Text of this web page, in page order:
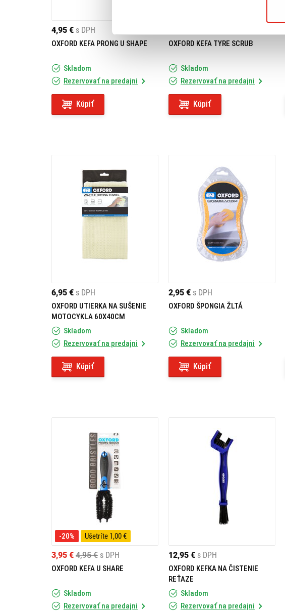
4,95 € s DPH
OXFORD KEFA PRONG U SHAPE
Skladom
Rezervovať na predajni
Kúpiť
OXFORD KEFA TYRE SCRUB
Skladom
Rezervovať na predajni
Kúpiť
6,95 € s DPH
OXFORD UTIERKA NA SUŠENIE
MOTOCYKLA 60X40CM
Skladom
Rezervovať na predajni
Kúpiť
2,95 € s DPH
OXFORD ŠPONGIA ŽLTÁ
Skladom
Rezervovať na predajni
Kúpiť
-20% Ušetríte 1,00 €
4,95 €
3,95 € s DPH
OXFORD KEFA U SHARE
Skladom
Rezervovať na predajni
12,95 € s DPH
OXFORD KEFKA NA ČISTENIE
REŤAZE
Skladom
Rezervovať na predajni